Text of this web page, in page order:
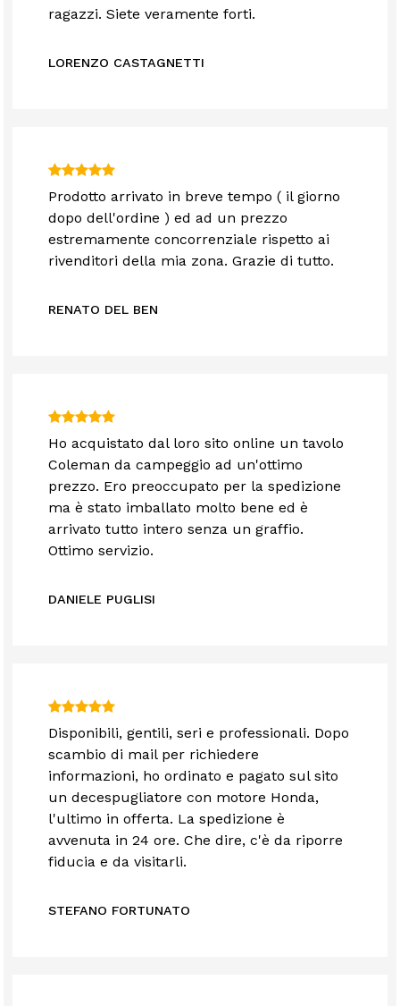
ragazzi. Siete veramente forti.
LORENZO CASTAGNETTI
Prodotto arrivato in breve tempo ( il giorno
dopo dell'ordine ) ed ad un prezzo
estremamente concorrenziale rispetto ai
rivenditori della mia zona. Grazie di tutto.
RENATO DEL BEN
Ho acquistato dal loro sito online un tavolo
Coleman da campeggio ad un'ottimo
prezzo. Ero preoccupato per la spedizione
ma è stato imballato molto bene ed è
arrivato tutto intero senza un graffio.
Ottimo servizio.
DANIELE PUGLISI
Disponibili, gentili, seri e professionali. Dopo
scambio di mail per richiedere
informazioni, ho ordinato e pagato sul sito
un decespugliatore con motore Honda,
l'ultimo in offerta. La spedizione è
avvenuta in 24 ore. Che dire, c'è da riporre
fiducia e da visitarli.
STEFANO FORTUNATO